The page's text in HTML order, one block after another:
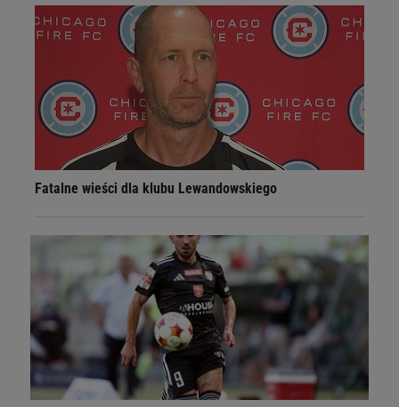
Fatalne wieści dla klubu Lewandowskiego